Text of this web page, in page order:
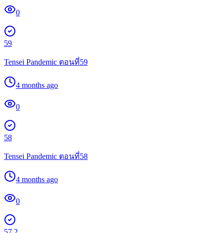
0
59
Tensei Pandemic ตอนที่59
4 months ago
0
58
Tensei Pandemic ตอนที่58
4 months ago
0